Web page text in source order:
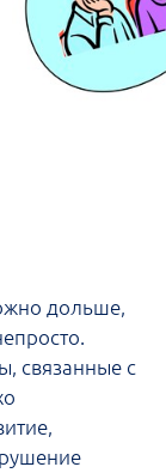
дольше,
связанные с